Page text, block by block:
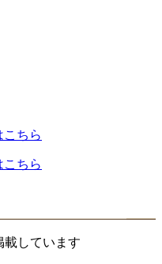
こちら
ちら
しています